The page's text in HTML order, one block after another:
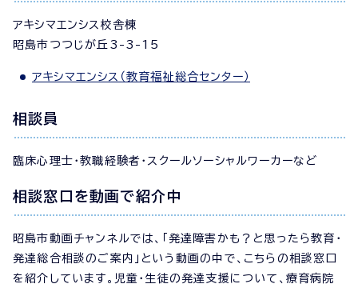
アキシマエンシス校舎棟
昭島市つつじが丘3-3-15
アキシマエンシス（教育福祉総合センター）
相談員
臨床心理士・教職経験者・スクールソーシャルワーカーなど
相談窓口を動画で紹介中
昭島市動画チャンネルでは、「発達障害かも？と思ったら教育・
発達総合相談のご案内」という動画の中で、こちらの相談窓口
を紹介しています。児童・生徒の発達支援について、療育病院